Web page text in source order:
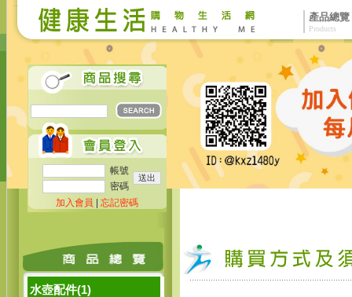
產品總覽
Products
帳號
密碼
加入會員
忘記密碼
水壺配件(1)